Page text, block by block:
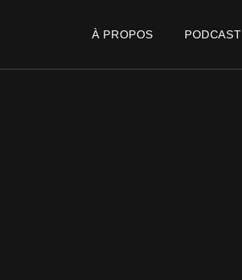
À PROPOS PODCAST